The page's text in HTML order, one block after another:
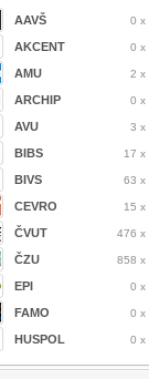
AAVŠ 0 x
AKCENT 0 x
AMU 2 x
ARCHIP 0 x
AVU 3 x
BIBS 17 x
BIVS 63 x
CEVRO 15 x
ČVUT 476 x
ČZU 858 x
EPI 0 x
FAMO 0 x
HUSPOL 0 x